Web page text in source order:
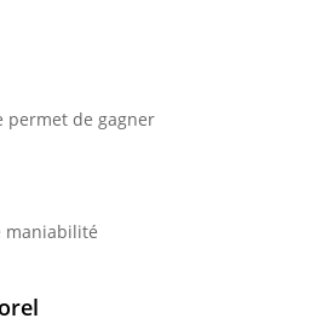
permet de gagner
maniabilité